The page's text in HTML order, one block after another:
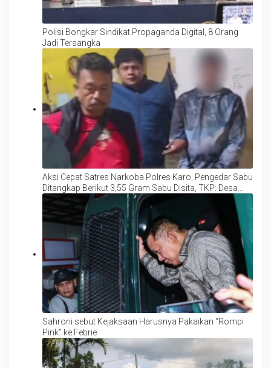
Polisi Bongkar Sindikat Propaganda Digital, 8 Orang
Jadi Tersangka
Aksi Cepat Satres Narkoba Polres Karo, Pengedar Sabu
Ditangkap Berikut 3,55 Gram Sabu Disita, TKP: Desa
Sahroni sebut Kejaksaan Harusnya Pakaikan “Rompi
Pink” ke Febrie